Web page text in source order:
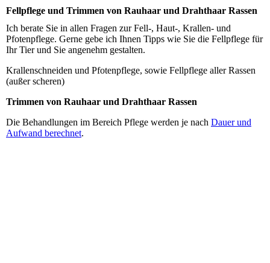
Fellpflege und Trimmen von Rauhaar und Drahthaar Rassen
Ich berate Sie in allen Fragen zur Fell-, Haut-, Krallen- und
Pfotenpflege. Gerne gebe ich Ihnen Tipps wie Sie die Fellpflege für
Ihr Tier und Sie angenehm gestalten.
Krallenschneiden und Pfotenpflege, sowie Fellpflege aller Rassen
(außer scheren)
Trimmen von Rauhaar und Drahthaar Rassen
Die Behandlungen im Bereich Pflege werden je nach Dauer und
Aufwand berechnet.